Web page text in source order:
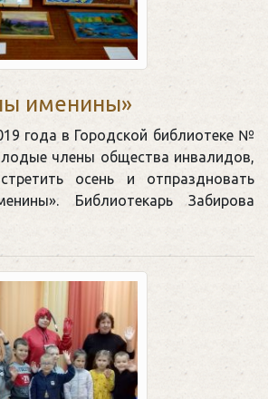
именины»
года в Городской библиотеке №
члены общества инвалидов,
осень и отпраздновать
Библиотекарь Забирова